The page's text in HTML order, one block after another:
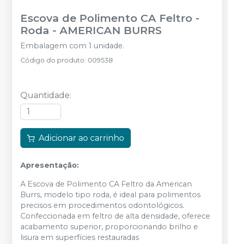
Escova de Polimento CA Feltro -
Roda - AMERICAN BURRS
Embalagem com 1 unidade.
Código do produto: 009538
Quantidade:
Adicionar ao carrinho
Apresentação:
A Escova de Polimento CA Feltro da American
Burrs, modelo tipo roda, é ideal para polimentos
precisos em procedimentos odontológicos.
Confeccionada em feltro de alta densidade, oferece
acabamento superior, proporcionando brilho e
lisura em superfícies restauradas